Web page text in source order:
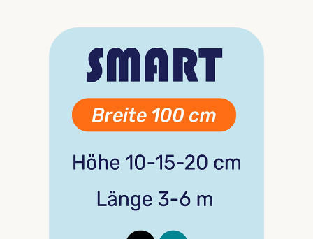
Bildergalerie überspringen
Mehr erfahren